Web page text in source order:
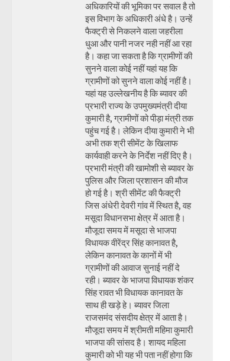
अधिकारियों की भूमिका पर सवाल है तो
इस विभाग के अधिकारी अंधे है। उन्हें
फैक्ट्री से निकलने वाला जहरीला
धुआ और पानी नजर नही नहीं आ रहा
है। कहा जा सकता है कि ग्रामीणों की
सुनने वाला कोई नहीं यहां यह कि
ग्रामीणों को सुनने वाला कोई नहीं है।
यहां यह उल्लेखनीय है कि ब्यावर की
प्रभारी राज्य के उपमुख्यमंत्री दीया
कुमारी है, ग्रामीणों को पीड़ा मंत्री तक
पहुंच गई है। लेकिन दीया कुमारी ने भी
अभी तक श्री सीमेंट के खिलाफ
कार्यवाही करने के निर्देश नहीं दिए है।
प्रभारी मंत्री की खामोशी से ब्यावर के
पुलिस और जिला प्रशासन की मौज
हो गई है। श्री सीमेंट की फैक्ट्री
जिस अंधेरी देवरी गांव में स्थित है, वह
मसूदा विधानसभा क्षेत्र में आता है।
मौजूदा समय में मसूदा से भाजपा
विधायक वीरेंद्र सिंह कानावत है,
लेकिन कानावत के कानों में भी
ग्रामीणों की आवाज सुनाई नहीं दे
रही। ब्यावर के भाजपा विधायक शंकर
सिंह रावत भी विधायक कानावत के
साथ ही खड़े हे। ब्यावर जिला
राजसमंद संसदीय क्षेत्र में आता है।
मौजूदा समय में श्रीमती महिमा कुमारी
भाजपा की सांसद है। शायद महिला
कुमारी को भी यह भी पता नहीं होगा कि